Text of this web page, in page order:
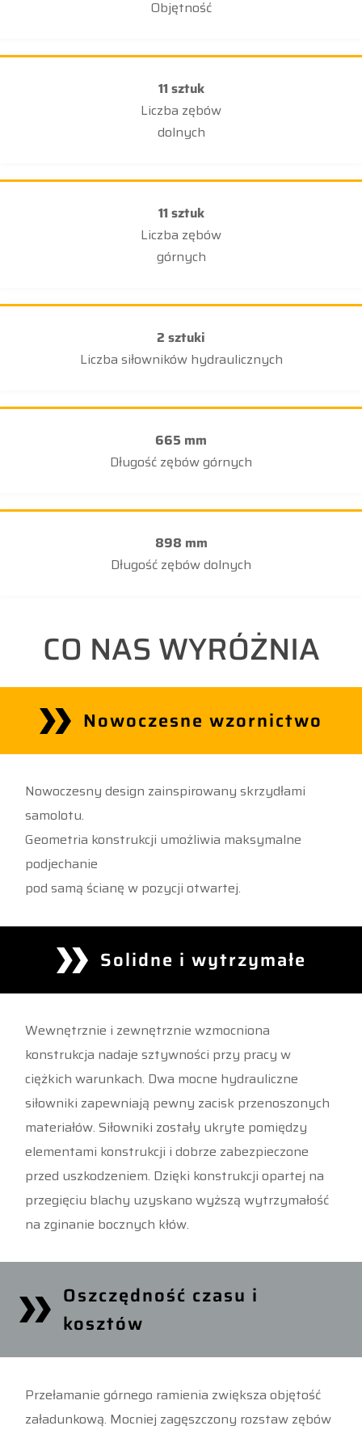
Objętność
11 sztuk
Liczba zębów
dolnych
11 sztuk
Liczba zębów
górnych
2 sztuki
Liczba siłowników hydraulicznych
665 mm
Długość zębów górnych
898 mm
Długość zębów dolnych
CO NAS WYRÓŻNIA
Nowoczesne wzornictwo
Nowoczesny design zainspirowany skrzydłami
samolotu.
Geometria konstrukcji umożliwia maksymalne
podjechanie
pod samą ścianę w pozycji otwartej.
Wewnętrznie i zewnętrznie wzmocniona
konstrukcja nadaje sztywności przy pracy w
ciężkich warunkach. Dwa mocne hydrauliczne
siłowniki zapewniają pewny zacisk przenoszonych
materiałów. Siłowniki zostały ukryte pomiędzy
elementami konstrukcji i dobrze zabezpieczone
przed uszkodzeniem. Dzięki konstrukcji opartej na
przegięciu blachy uzyskano wyższą wytrzymałość
na zginanie bocznych kłów.
Solidne i wytrzymałe
Oszczędność czasu i
kosztów
Przełamanie górnego ramienia zwiększa objętość
załadunkową. Mocniej zagęszczony rozstaw zębów